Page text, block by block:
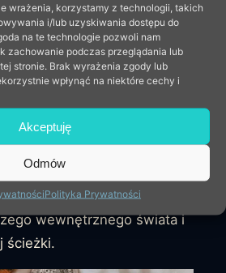
wrażenia, korzystamy z technologii, takich
i/lub uzyskiwania dostępu do
na te technologie pozwoli nam
zachowanie podczas przeglądania lub
stronie. Brak wyrażenia zgody lub
wpłynąć na niektóre cechy i
Akceptuję
Odmów
Polityka Prywatności
wewnętrznego
intuicji. Może to być znak,
przewodnictwo jest
i powinieneś mu zaufać.
tworzy obraz Papieżycy
wiedzy, intuicji i
Jest to karta, która
głębszego
wewnętrznego świata i
ścieżki.